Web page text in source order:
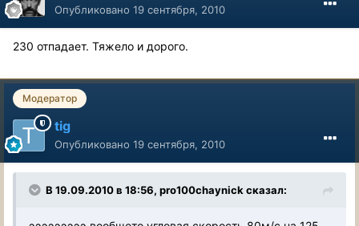
Опубликовано 19 сентября, 2010
230 отпадает. Тяжело и дорого.
Модератор
tig
Опубликовано 19 сентября, 2010
В 19.09.2010 в 18:56, pro100chaynick сказал: